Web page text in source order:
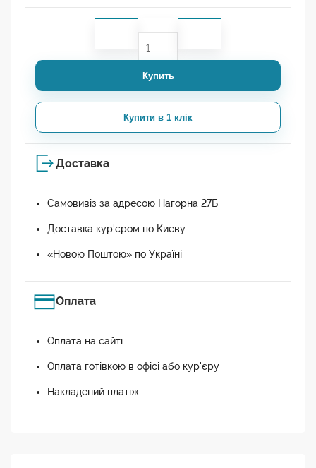
Купить
Купити в 1 клік
Доставка
Самовивіз за адресою Нагорна 27Б
Доставка кур'єром по Киеву
«Новою Поштою» по Україні
Оплата
Оплата на сайті
Оплата готівкою в офісі або кур'єру
Накладений платіж